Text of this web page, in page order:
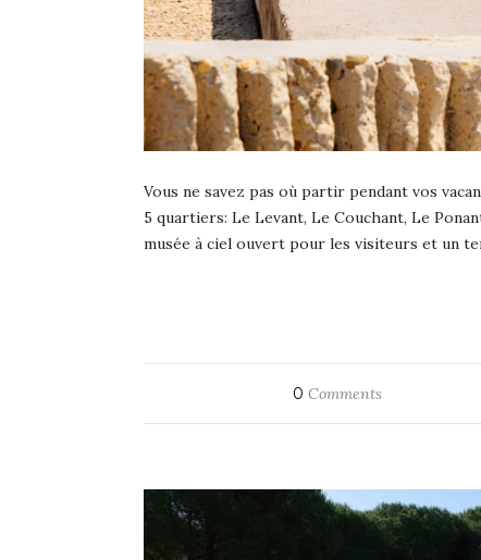
Vous ne savez pas où partir pendant vos
5 quartiers: Le Levant, Le Couchant, Le
musée à ciel ouvert pour les visiteurs et un
0 Comments